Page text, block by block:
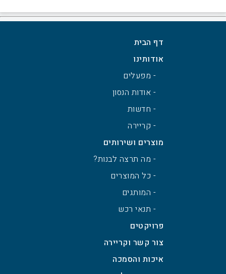
דף הבית
אודותינו
- מפעלים
- אודות הנסון
- חדשות
- קריירה
מוצרים ושירותים
- מה תרצה לבנות?
- כל המוצרים
- המותגים
- תנאי רכש
פרויקטים
צור קשר וקריירה
איכות והסמכה